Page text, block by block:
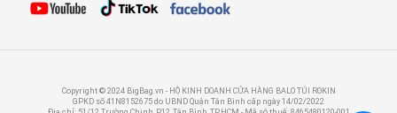
Copyright © 2024 BigBag.vn - HỘ KINH DOANH CỬA HÀNG BALO TÚI ROKIN
GPKD số 41N8152675 do UBND Quận Tân Bình cấp ngày 14/02/2022